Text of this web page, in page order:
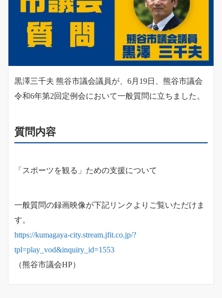
黒澤三千夫 熊谷市議会議員が、6月19日、熊谷市議会
令和6年第2回定例会において一般質問に立ちました。
質問内容
「スポーツを観る」ための支援について
一般質問の録画映像が下記リンクよりご覧いただけま
す。
https://kumagaya-city.stream.jfit.co.jp/?
tpl=play_vod&inquiry_id=1553
（熊谷市議会HP）